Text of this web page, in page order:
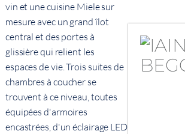
vin et une cuisine Miele sur
mesure avec un grand îlot
central et des portes à
glissière qui relient les
espaces de vie. Trois suites de
chambres à coucher se
trouvent à ce niveau, toutes
équipées d'armoires
encastrées, d'un éclairage LED